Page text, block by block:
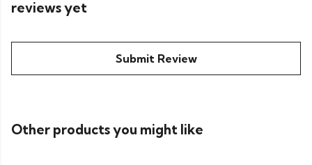
reviews yet
Submit Review
Other products you might like